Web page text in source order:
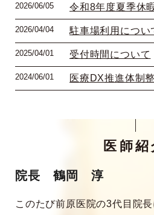
2026/06/05 令和8年度夏季休
2026/04/04 駐車場利用につい
2025/04/01 受付時間について
2024/06/01 医療DX推進体制
医師紹
院長 鶴岡 淳
このたび前原医院の3代目院